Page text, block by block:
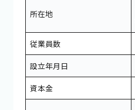
所在地
従業員数
設立年月日
資本金